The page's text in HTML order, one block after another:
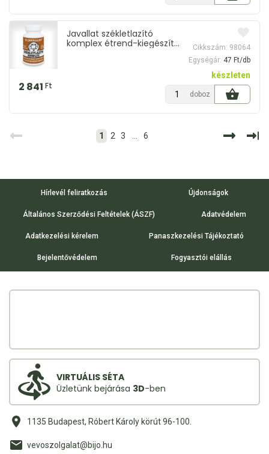
Javallat székletlazító
komplex étrend-kiegészítő
Cikkszám: 98064
Egységár: 47 Ft/db
2 841 Ft
készleten
doboz
1 2 3 6
Hírlevél feliratkozás Újdonságok
Általános Szerződési Feltételek (ÁSZF) Adatvédelem
Adatkezelési kérelem Panaszkezelési Tájékoztató
Bejelentővédelem Fogyasztói elállás
VIRTUÁLIS SÉTA
Üzletünk bejárása 3D-ben
1135 Budapest, Róbert Károly körút 96-100.
vevoszolgalat@bijo.hu